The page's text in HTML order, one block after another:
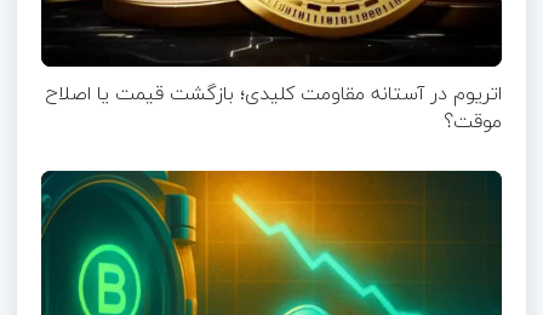
اتریوم در آستانه مقاومت کلیدی؛ بازگشت قیمت یا اصلاح
موقت؟